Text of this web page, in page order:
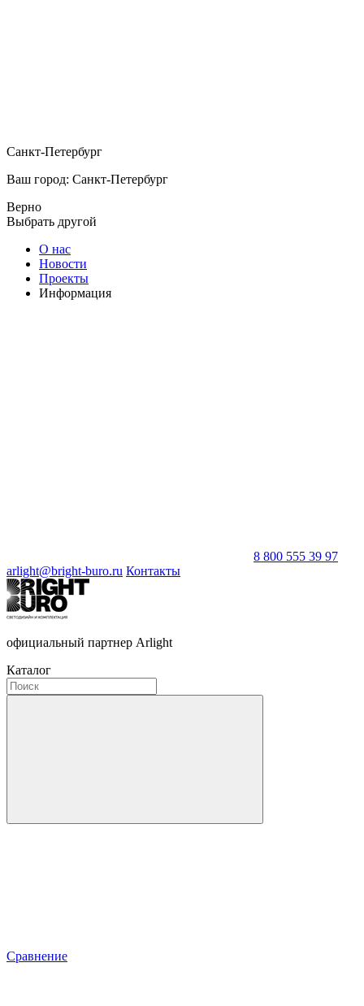
Санкт-Петербург
Ваш город: Санкт-Петербург
Верно
Выбрать другой
О нас
Новости
Проекты
Информация
8 800 555 39 97
arlight@bright-buro.ru Контакты
официальный партнер Arlight
Каталог
Сравнение